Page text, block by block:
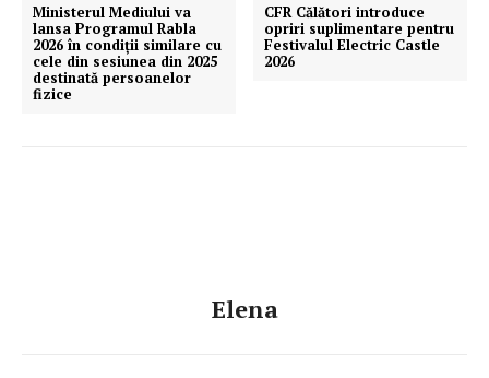
Ministerul Mediului va
lansa Programul Rabla
2026 în condiții similare cu
cele din sesiunea din 2025
destinată persoanelor
fizice
CFR Călători introduce
opriri suplimentare pentru
Festivalul Electric Castle
2026
Elena